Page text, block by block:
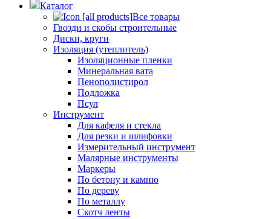
Каталог
Все товары
Гвозди и скобы строительные
Диски, круги
Изоляция (утеплитель)
Изоляционные пленки
Минеральная вата
Пенополистирол
Подложка
Псул
Инструмент
Для кафеля и стекла
Для резки и шлифовки
Измерительный инструмент
Малярные инструменты
Маркеры
По бетону и камню
По дереву
По металлу
Скотч ленты